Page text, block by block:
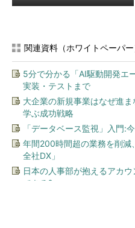
関連資料（ホワイトペーパー
5分で分かる「AI駆動開発エ
実装・テストまで
大企業の新規事業はなぜ進
学ぶ成功戦略
「データベース監視」入門:
年間200時間超の業務を削減
全社DX」
日本の人事部が抱えるアカ
できる?